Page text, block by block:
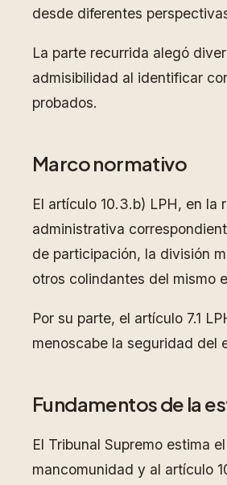
desde diferentes
La parte recurrida alegó
admisibilidad al identificar
probados.
Marco normativo
El artículo 10.3.b) LPH, en
administrativa
de participación, la división
otros colindantes del mismo
Por su parte, el artículo 7.1
menoscabe la seguridad del
Fundamentos de la
El Tribunal Supremo estima
mancomunidad y al artículo